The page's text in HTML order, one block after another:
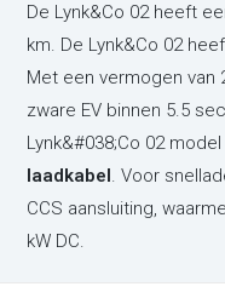
De Lynk&Co 02 heeft
km. De Lynk&Co 02
Met een vermogen van
zware EV binnen 5.5
Lynk&#038;Co 02
laadkabel. Voor
CCS aansluiting,
kW DC.